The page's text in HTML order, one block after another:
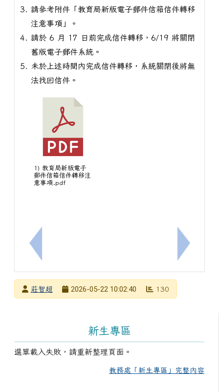
上一筆：臺南市教育局數位學習推動辦公室115學年
請參考附件「教育局新版電子郵件信箱信件轉移
注意事項」。
請於 6 月 17 日前完成信件轉移，6/19 將關閉
舊版電子郵件系統。
未於上述時間內完成信件轉移，系統關閉後將無
法找回信件。
1) 教育局新版電子
郵件信箱信件轉移注
意事項.pdf
下一筆：
發布者莊智超
2026-05-22 10:02:40 130
新生專區
選單載入失敗，請重新整理頁面。
教務處「新生專區」完整內容